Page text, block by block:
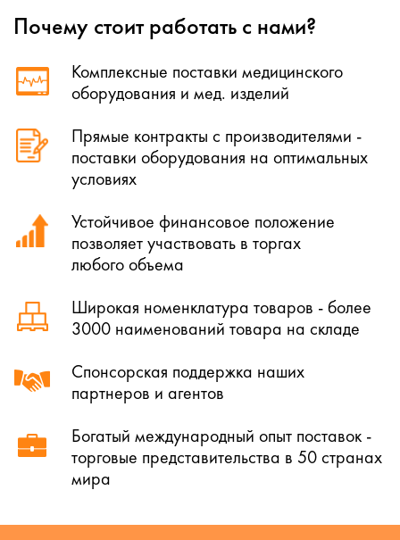
Почему стоит работать с нами?
Комплексные поставки медицинского
оборудования и мед. изделий
Прямые контракты с производителями -
поставки оборудования на оптимальных
условиях
Устойчивое финансовое положение
позволяет участвовать в торгах
любого объема
Широкая номенклатура товаров - более
3000 наименований товара на складе
Спонсорская поддержка наших
партнеров и агентов
Богатый международный опыт поставок -
торговые представительства в 50 странах
мира